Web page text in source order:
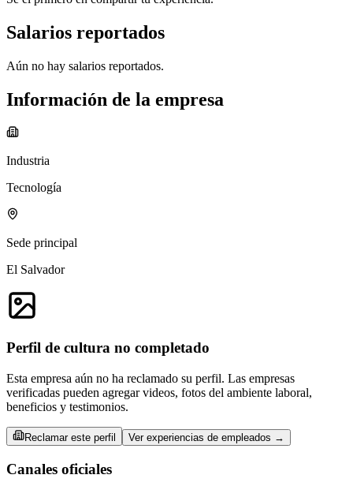
Salarios reportados
Aún no hay salarios reportados.
Información de la empresa
Industria
Tecnología
Sede principal
El Salvador
Perfil de cultura no completado
Esta empresa aún no ha reclamado su perfil. Las empresas
verificadas pueden agregar videos, fotos del ambiente laboral,
beneficios y testimonios.
Reclamar este perfil Ver experiencias de empleados →
Canales oficiales